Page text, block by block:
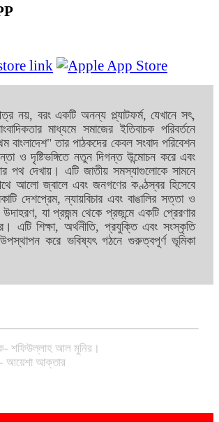
নয়, বরং একটি অনন্য প্ল্যাটফর্ম, যেখানে সৎ,
মাধ্যমে সমাজের ইতিবাচক পরিবর্তনে
বাংলাদেশ" তার পাঠকদের কেবল সংবাদ পরিবেশন
ও দৃষ্টিভঙ্গিতে নতুন দিগন্ত উন্মোচন করে এবং
পথ দেখায়। এটি জাতীয় সমস্যাগুলোকে সামনে
আলো জ্বালে এবং জনগণের কণ্ঠস্বর হিসেবে
দেশপ্রেম, ন্যায়বিচার এবং বাঙালির সত্তা ও
যা প্রজন্ম থেকে প্রজন্মে একটি প্রেরণার
এটি শিক্ষা, অর্থনীতি, প্রযুক্তি এবং সংস্কৃতি
করে ভবিষ্যৎ গঠনে গুরুত্বপূর্ণ ভূমিকা
শফিউল্লাহ আল মুনির।
আয়েশা আক্তার